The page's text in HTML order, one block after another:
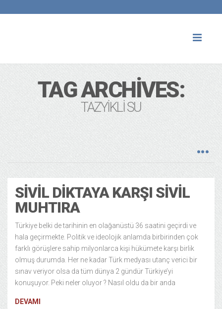
TAG ARCHIVES:
TAZYIKLI SU
SIVIL DIKTAYA KARŞI SIVIL
MUHTIRA
Türkiye belki de tarihinin en olağanüstü 36 saatini geçirdi ve
hala geçirmekte. Politik ve ideolojik anlamda birbirinden çok
farklı görüşlere sahip milyonlarca kişi hükümete karşı birlik
olmuş durumda. Her ne kadar Türk medyası utanç verici bir
sınav veriyor olsa da tüm dünya 2 gündür Türkiye’yi
konuşuyor. Peki neler oluyor ? Nasıl oldu da bir anda
DEVAMI